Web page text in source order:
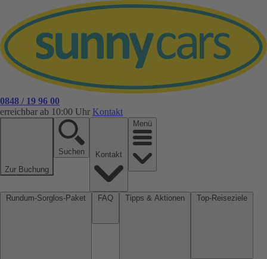
0848 / 19 96 00
erreichbar ab 10:00 Uhr Kontakt
Zur Buchung
Suchen
Menü